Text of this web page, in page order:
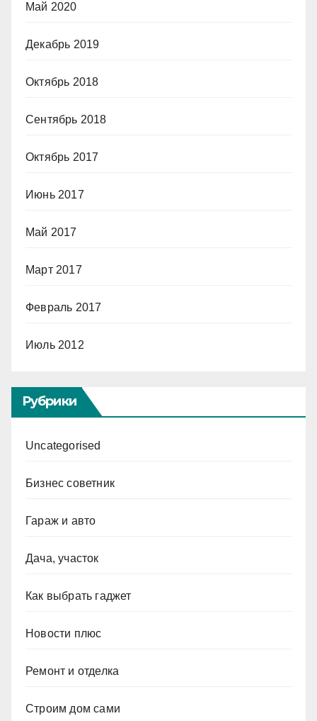
Май 2020
Декабрь 2019
Октябрь 2018
Сентябрь 2018
Октябрь 2017
Июнь 2017
Май 2017
Март 2017
Февраль 2017
Июль 2012
Рубрики
Uncategorised
Бизнес советник
Гараж и авто
Дача, участок
Как выбрать гаджет
Новости плюс
Ремонт и отделка
Строим дом сами